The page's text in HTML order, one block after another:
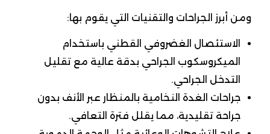
ومن أبرز الجراحات والتقنيات التي يقوم بها:
الاستئصال الغضروفي القطني باستخدام
الميكروسكوب الجراحي بدقة عالية مع تقليل
التدخل الجراحي.
جراحات الغدة النخامية بالمنظار عبر الأنف بدون
جراحة تقليدية، مما يقلل فترة التعافي.